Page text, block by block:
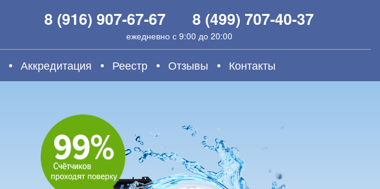
8 (916) 907-67-67 8 (499) 707-40-37
ежедневно с 9:00 до 20:00
Аккредитация Реестр Отзывы Контакты